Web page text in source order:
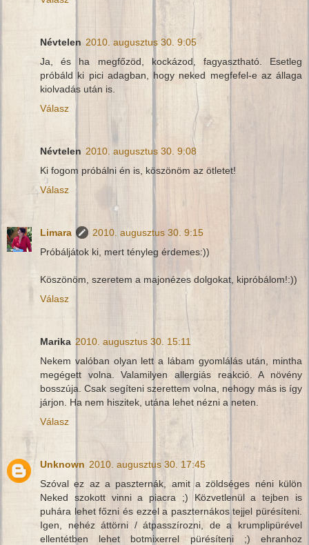
Névtelen 2010. augusztus 30. 9:05
Ja, és ha megfőzöd, kockázod, fagyasztható. Esetleg
próbáld ki pici adagban, hogy neked megfefel-e az állaga
kiolvadás után is.
Válasz
Névtelen 2010. augusztus 30. 9:08
Ki fogom próbálni én is, köszönöm az ötletet!
Válasz
Limara
2010. augusztus 30. 9:15
Próbáljátok ki, mert tényleg érdemes:))
Köszönöm, szeretem a majonézes dolgokat, kipróbálom!:))
Válasz
Marika 2010. augusztus 30. 15:11
Nekem valóban olyan lett a lábam gyomlálás után, mintha
megégett volna. Valamilyen allergiás reakció. A növény
bosszúja. Csak segíteni szerettem volna, nehogy más is így
járjon. Ha nem hiszitek, utána lehet nézni a neten.
Válasz
Unknown 2010. augusztus 30. 17:45
Szóval ez az a paszternák, amit a zöldséges néni külön
Neked szokott vinni a piacra ;) Közvetlenül a tejben is
puhára lehet főzni és ezzel a paszternákos tejjel pürésíteni.
Igen, nehéz áttörni / átpasszírozni, de a krumplipürével
ellentétben lehet botmixerrel pürésíteni ;) ehranhoz